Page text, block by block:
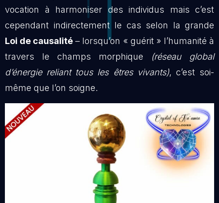
vocation à harmoniser des individus mais c’est
cependant indirectement le cas selon la grande
Loi de causalité – lorsqu’on « guérit » l’humanité à
travers le champs morphique
(réseau global
d’énergie reliant tous les êtres vivants), c’est soi-
même que l’on soigne.